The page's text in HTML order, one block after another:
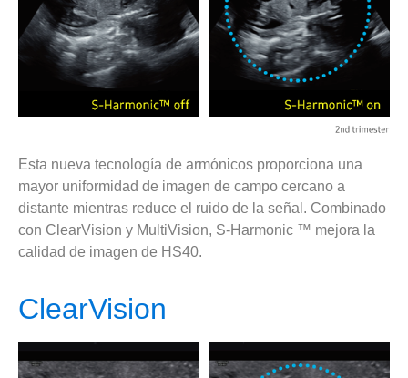
Esta nueva tecnología de armónicos proporciona una
mayor uniformidad de imagen de campo cercano a
distante mientras reduce el ruido de la señal. Combinado
con ClearVision y MultiVision, S-Harmonic ™ mejora la
calidad de imagen de HS40.
ClearVision